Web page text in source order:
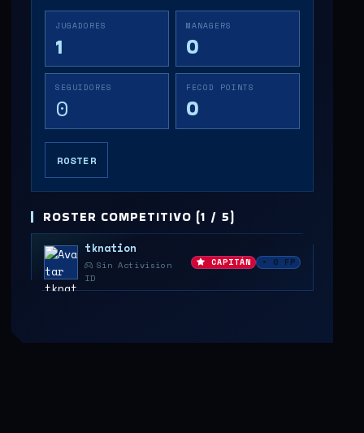
JUGADORES
1
MANAGERS
0
SEGUIDORES
0
FECOD POINTS
0
ROSTER
ROSTER COMPETITIVO (1 / 5)
tknation
Sin Activision
ID
CAPITÁN • 0 FP